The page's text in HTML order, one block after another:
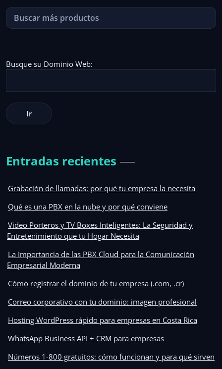
Busque su Dominio Web:
Entradas recientes
Grabación de llamadas: por qué tu empresa la necesita
Qué es una PBX en la nube y por qué conviene
Video Porteros y TV Boxes Inteligentes: La Seguridad y
Entretenimiento que tu Hogar Necesita
La Importancia de las PBX Cloud para la Comunicación
Empresarial Moderna
Cómo registrar el dominio de tu empresa (.com, .cr)
Correo corporativo con tu dominio: imagen profesional
Hosting WordPress rápido para empresas en Costa Rica
WhatsApp Business API + CRM para empresas
Números 1-800 gratuitos: cómo funcionan y para qué sirven